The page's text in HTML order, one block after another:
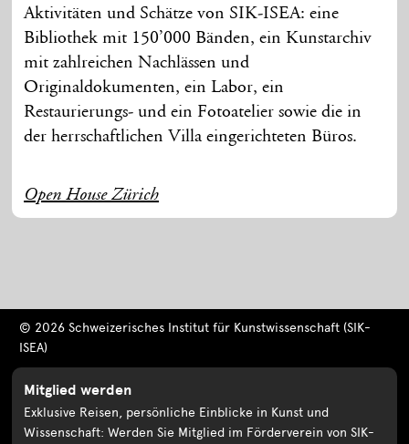
Aktivitäten und Schätze von SIK-ISEA: eine
Bibliothek mit 150’000 Bänden, ein Kunstarchiv
mit zahlreichen Nachlässen und
Originaldokumenten, ein Labor, ein
Restaurierungs- und ein Fotoatelier sowie die in
der herrschaftlichen Villa eingerichteten Büros.
Open House Zürich
© 2026 Schweizerisches Institut für Kunstwissenschaft (SIK-
ISEA)
Mitglied werden
Exklusive Reisen, persönliche Einblicke in Kunst und
Wissenschaft: Werden Sie Mitglied im Förderverein von SIK-